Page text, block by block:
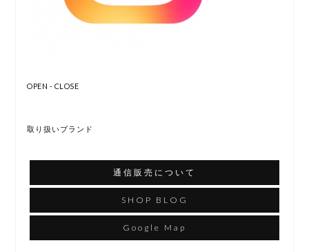
OPEN - CLOSE
取り扱いブランド
通信販売について
SHOP BLOG
Google Map